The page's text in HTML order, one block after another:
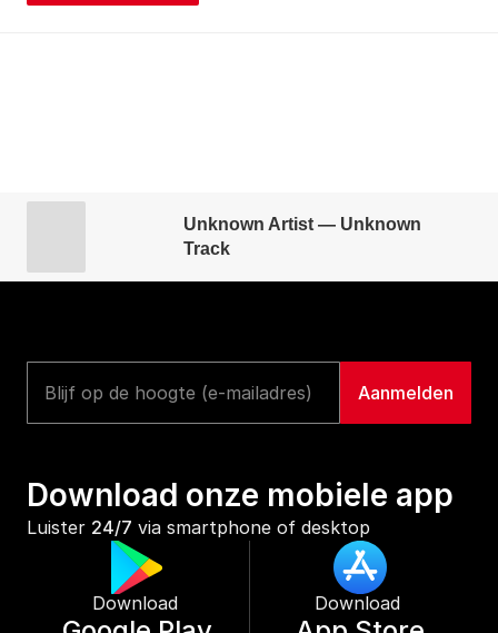
Unknown Artist — Unknown
Track
Download onze mobiele app
Luister 24/7 via smartphone of desktop
Download Download